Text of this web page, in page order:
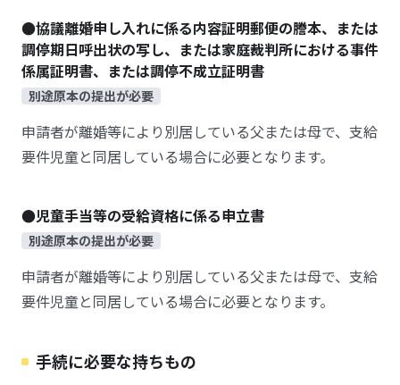
●協議離婚申し入れに係る内容証明郵便の謄本、または
調停期日呼出状の写し、または家庭裁判所における事件
係属証明書、または調停不成立証明書
別途原本の提出が必要
申請者が離婚等により別居している父または母で、支給
要件児童と同居している場合に必要となります。
●児童手当等の受給資格に係る申立書
別途原本の提出が必要
申請者が離婚等により別居している父または母で、支給
要件児童と同居している場合に必要となります。
手続に必要な持ちもの